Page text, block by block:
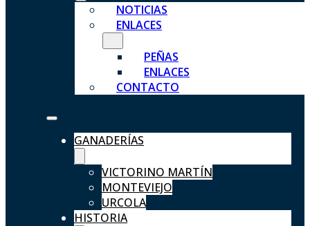
NOTICIAS
ENLACES
PEÑAS
ENLACES
CONTACTO
GANADERÍAS
VICTORINO MARTÍN
MONTEVIEJO
URCOLA
HISTORIA